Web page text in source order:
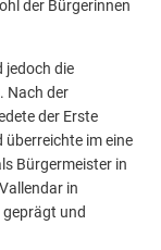
der Bürgerinnen
jedoch die
Nach der
der Erste
überreichte im eine
Bürgermeister in
in
und